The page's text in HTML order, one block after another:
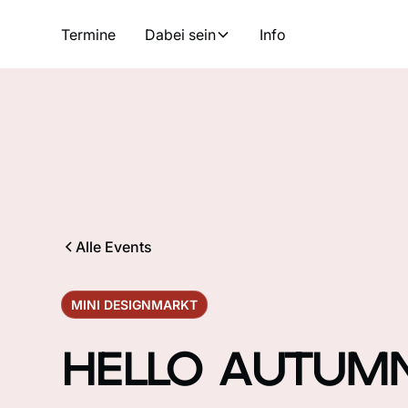
Termine Dabei sein Info
Alle Events
MINI DESIGNMARKT
HELLO